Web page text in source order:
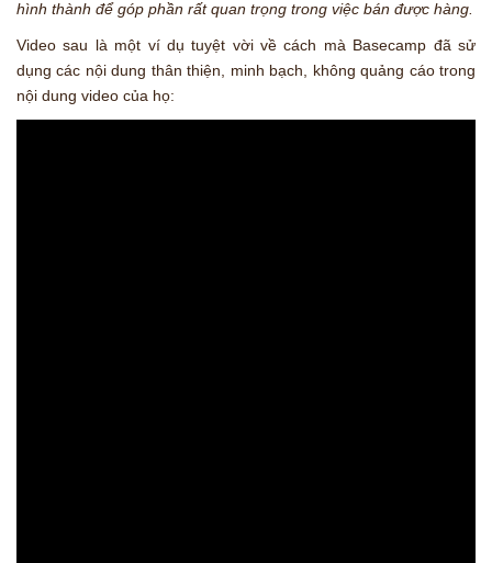
hình thành để góp phần rất quan trọng trong việc bán được hàng.
Video sau là một ví dụ tuyệt vời về cách mà Basecamp đã sử
dụng các nội dung thân thiện, minh bạch, không quảng cáo trong
nội dung video của họ: